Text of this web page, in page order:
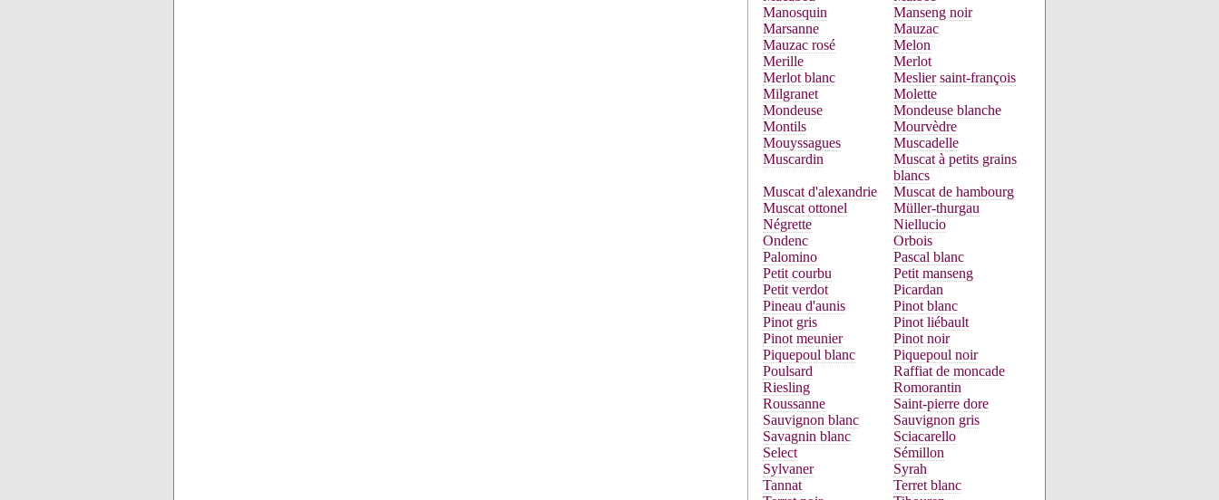
Manosquin
Manseng noir
Marsanne
Mauzac
Mauzac rosé
Melon
Merille
Merlot
Merlot blanc
Meslier saint-françois
Milgranet
Molette
Mondeuse
Mondeuse blanche
Montils
Mourvèdre
Mouyssagues
Muscadelle
Muscardin
Muscat à petits grains
blancs
Muscat d'alexandrie
Muscat de hambourg
Muscat ottonel
Müller-thurgau
Négrette
Niellucio
Ondenc
Orbois
Palomino
Pascal blanc
Petit courbu
Petit manseng
Petit verdot
Picardan
Pineau d'aunis
Pinot blanc
Pinot gris
Pinot liébault
Pinot meunier
Pinot noir
Piquepoul blanc
Piquepoul noir
Poulsard
Raffiat de moncade
Riesling
Romorantin
Roussanne
Saint-pierre dore
Sauvignon blanc
Sauvignon gris
Savagnin blanc
Sciacarello
Select
Sémillon
Sylvaner
Syrah
Tannat
Terret blanc